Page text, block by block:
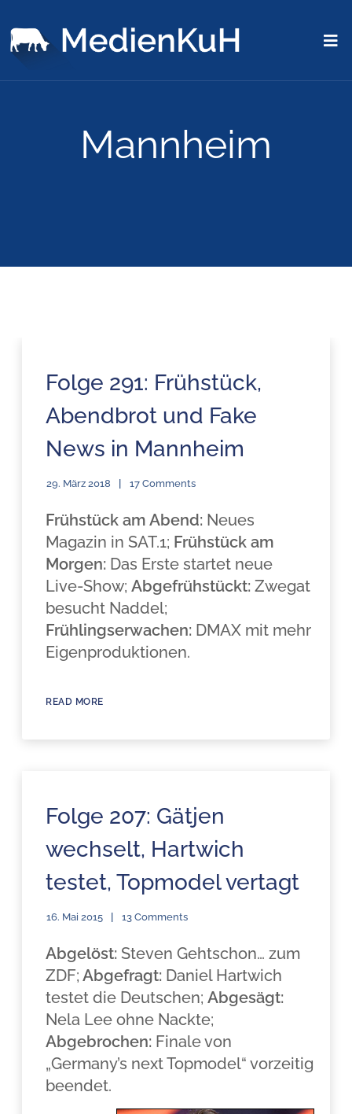
Mannheim
Folge 291: Frühstück,
Abendbrot und Fake
News in Mannheim
29. März 2018 17 Comments
Frühstück am Abend: Neues
Magazin in SAT.1; Frühstück am
Morgen: Das Erste startet neue
Live-Show;Abgefrühstückt: Zwegat
besucht Naddel;
Frühlingserwachen: DMAX mit mehr
Eigenproduktionen.
READ MORE
Folge 207: Gätjen
wechselt, Hartwich
testet, Topmodel vertagt
16. Mai 2015 13 Comments
Abgelöst: Steven Gehtschon… zum
ZDF; Abgefragt: Daniel Hartwich
testet die Deutschen;Abgesägt:
Nela Lee ohne Nackte;
Abgebrochen: Finale von
„Germany’s next Topmodel“ vorzeitig
beendet.